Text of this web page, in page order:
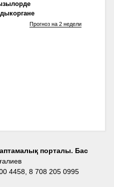
Прогноз на 2 недели
порталы. Бас
4458, 8 708 205 0995